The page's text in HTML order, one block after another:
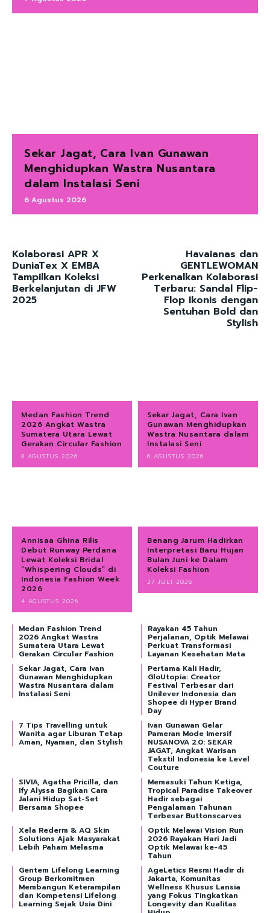
Sekar Jagat, Cara Ivan Gunawan
Menghidupkan Wastra Nusantara
dalam Instalasi Seni
6 Agustus 2026
Kolaborasi APR X
DuniaTex X EMBA
Tampilkan Koleksi
Berkelanjutan di JFW
2025
Havaianas dan
GENTLEWOMAN
Perkenalkan Kolaborasi
Terbaru: Sandal Flip-
Flop Ikonis dengan
Sentuhan Bold dan
Stylish
Medan Fashion Trend
2026 Angkat Wastra
Sumatera Utara Lewat
Gerakan Circular Fashion
8 AGUSTUS 2026
Sekar Jagat, Cara Ivan
Gunawan Menghidupkan
Wastra Nusantara dalam
Instalasi Seni
6 AGUSTUS 2026
Annisaa Ghina Rilis
Debut Runway Perdana
Lewat Koleksi Bridal
“Whispering Clouds” di
Indonesia Fashion Week
2026
4 AGUSTUS 2026
Benang Jarum Hadirkan
Interpretasi Baru Hujan
Bulan Juni ke Dalam
Koleksi Fashion
27 JULI 2026
Medan Fashion Trend
2026 Angkat Wastra
Sumatera Utara Lewat
Gerakan Circular Fashion
Rayakan 45 Tahun
Perjalanan, Optik Melawai
Perkuat Transformasi
Layanan Kesehatan Mata
Sekar Jagat, Cara Ivan
Gunawan Menghidupkan
Wastra Nusantara dalam
Instalasi Seni
Pertama Kali Hadir,
GloUtopia: Creator
Festival Terbesar dari
Unilever Indonesia dan
Shopee di Hyper Brand
Day
7 Tips Travelling untuk
Wanita agar Liburan Tetap
Aman, Nyaman, dan Stylish
Ivan Gunawan Gelar
Pameran Mode Imersif
NUSANOVA 2.0: SEKAR
JAGAT, Angkat Warisan
Tekstil Indonesia ke Level
Couture
SIVIA, Agatha Pricilla, dan
Ify Alyssa Bagikan Cara
Jalani Hidup Sat-Set
Bersama Shopee
Memasuki Tahun Ketiga,
Tropical Paradise Takeover
Hadir sebagai
Pengalaman Tahunan
Terbesar Buttonscarves
Xela Rederm & AQ Skin
Solutions Ajak Masyarakat
Lebih Paham Melasma
Optik Melawai Vision Run
2026 Rayakan Hari Jadi
Optik Melawai ke-45
Tahun
Gentem Lifelong Learning
Group Berkomitmen
Membangun Keterampilan
dan Kompetensi Lifelong
Learning Sejak Usia Dini
AgeLetics Resmi Hadir di
Jakarta, Komunitas
Wellness Khusus Lansia
yang Fokus Tingkatkan
Longevity dan Kualitas